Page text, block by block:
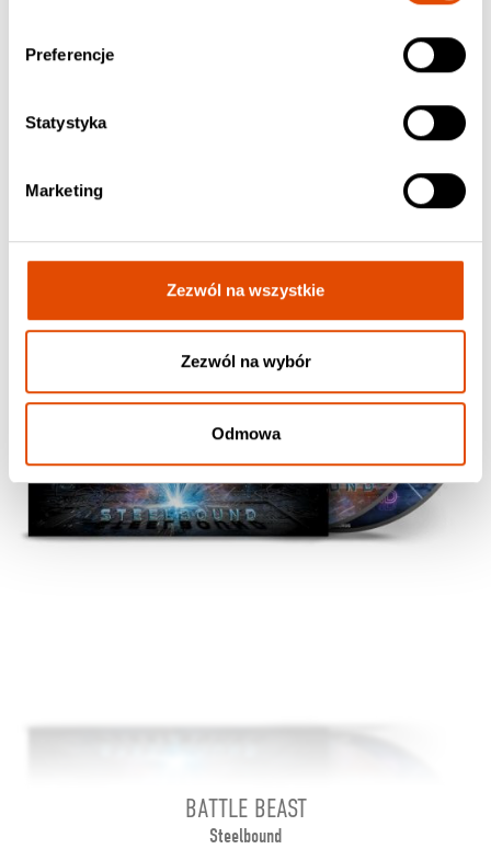
Preferencje
Statystyka
Marketing
Zezwól na wszystkie
Zezwól na wybór
Odmowa
BATTLE BEAST
Steelbound